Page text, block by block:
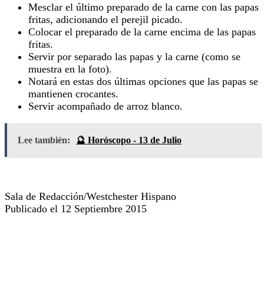
Mesclar el último preparado de la carne con las papas
fritas, adicionando el perejil picado.
Colocar el preparado de la carne encima de las papas
fritas.
Servir por separado las papas y la carne (como se
muestra en la foto).
Notará en estas dos últimas opciones que las papas se
mantienen crocantes.
Servir acompañado de arroz blanco.
Lee también: 🔮 Horóscopo - 13 de Julio
Sala de Redacción/Westchester Hispano
Publicado el 12 Septiembre 2015